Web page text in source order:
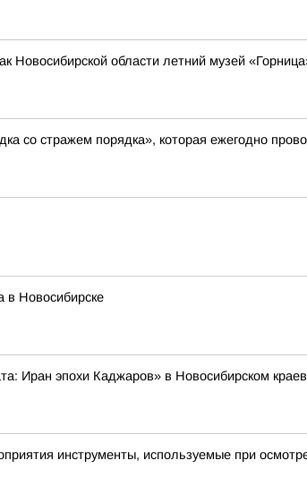
области летний музей
со стражем порядка», которая ежегодно
в Новосибирске
Иран эпохи Каджаров» в Новосибирском
инструменты, используемые при